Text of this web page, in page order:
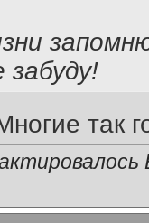
так